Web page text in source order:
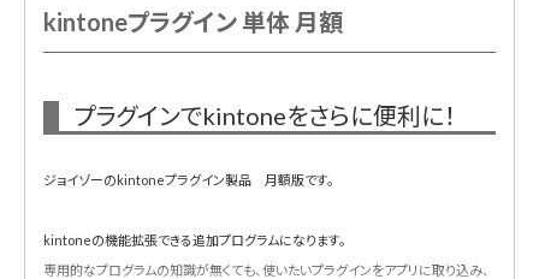
kintoneプラグイン 単体 月額
プラグインでkintoneをさらに便利に！
ジョイゾーのkintoneプラグイン製品 月額版です。
kintoneの機能拡張できる追加プログラムになります。
専用的なプログラムの知識が無くても、使いたいプラグインをアプリに取り込み、